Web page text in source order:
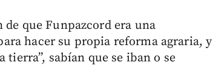
que Funpazcord era una
hacer su propia reforma agraria, y
tierra”, sabían que se iban o se